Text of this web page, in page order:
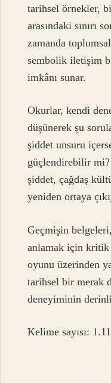
tarihsel örnekler,
arasındaki sınırı
zamanda
sembolik iletişim
imkânı sunar.
Okurlar, kendi
düşünerek şu
şiddet unsuru
güçlendirebilir
şiddet, çağdaş
yeniden ortaya
Geçmişin
anlamak için kritik
oyunu üzerinden
tarihsel bir merak
deneyiminin
Kelime sayısı: